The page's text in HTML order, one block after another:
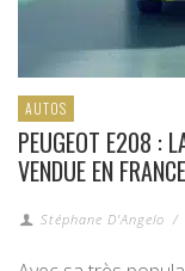
AUTOS
PEUGEOT E208 :
VENDUE EN
Stéphane D'Angelo /